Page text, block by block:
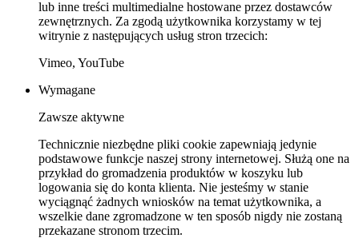
lub inne treści multimedialne hostowane przez dostawców
zewnętrznych. Za zgodą użytkownika korzystamy w tej
witrynie z następujących usług stron trzecich:
Vimeo, YouTube
Wymagane
Zawsze aktywne
Technicznie niezbędne pliki cookie zapewniają jedynie
podstawowe funkcje naszej strony internetowej. Służą one na
przykład do gromadzenia produktów w koszyku lub
logowania się do konta klienta. Nie jesteśmy w stanie
wyciągnąć żadnych wniosków na temat użytkownika, a
wszelkie dane zgromadzone w ten sposób nigdy nie zostaną
przekazane stronom trzecim.